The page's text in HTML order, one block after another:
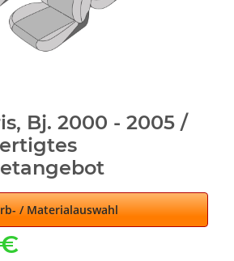
Bj. 2000 - 2005 /
/ Materialauswahl